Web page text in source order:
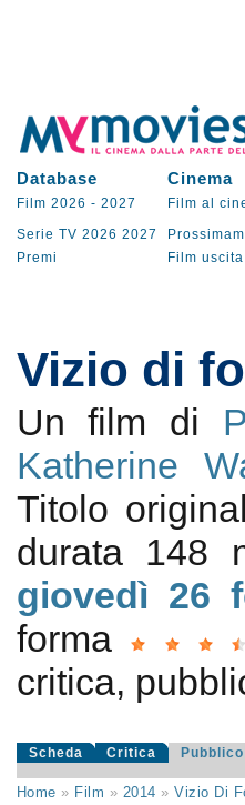
Database Cinema
Film 2026 - 2027 Film al
Serie TV 2026 2027
Premi
Film uscita
Vizio di
Un film di
Katherine
Titolo
durata 148
giovedì 26
forma
critica,
Scheda Critica Pubblico
Home » Film » 2014 »Vizio Di